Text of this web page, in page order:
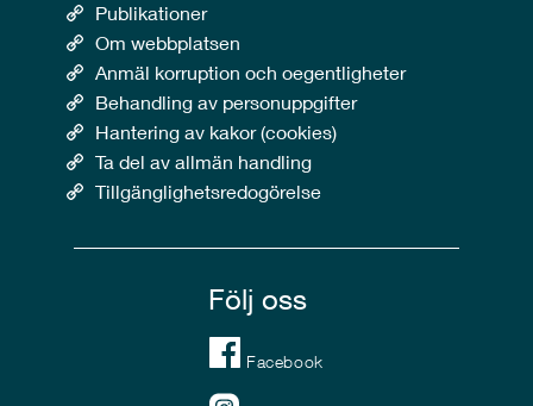
Publikationer
Om webbplatsen
Anmäl korruption och oegentligheter
Behandling av personuppgifter
Hantering av kakor (cookies)
Ta del av allmän handling
Tillgänglighetsredogörelse
Följ oss
Facebook